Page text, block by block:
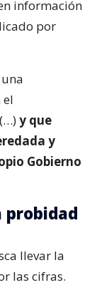
información
por
el
y que
y
Gobierno
probidad
llevar la
las cifras.